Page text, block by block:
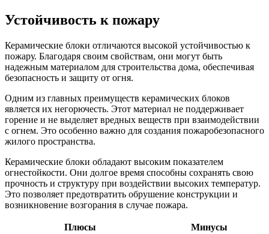
Устойчивость к пожару
Керамические блоки отличаются высокой устойчивостью к
пожару. Благодаря своим свойствам, они могут быть
надежным материалом для строительства дома, обеспечивая
безопасность и защиту от огня.
Одним из главных преимуществ керамических блоков
является их негорючесть. Этот материал не поддерживает
горение и не выделяет вредных веществ при взаимодействии
с огнем. Это особенно важно для создания пожаробезопасного
жилого пространства.
Керамические блоки обладают высоким показателем
огнестойкости. Они долгое время способны сохранять свою
прочность и структуру при воздействии высоких температур.
Это позволяет предотвратить обрушение конструкции и
возникновение возгорания в случае пожара.
Плюсы
Минусы